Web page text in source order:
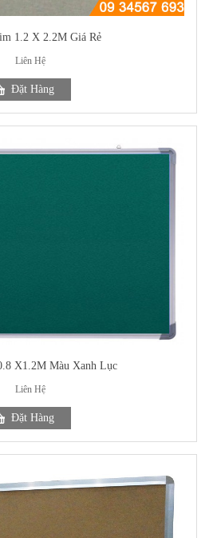
1.2 X 2.2M Giá Rẻ
Liên Hệ
X1.2M Màu Xanh Lục
Liên Hệ